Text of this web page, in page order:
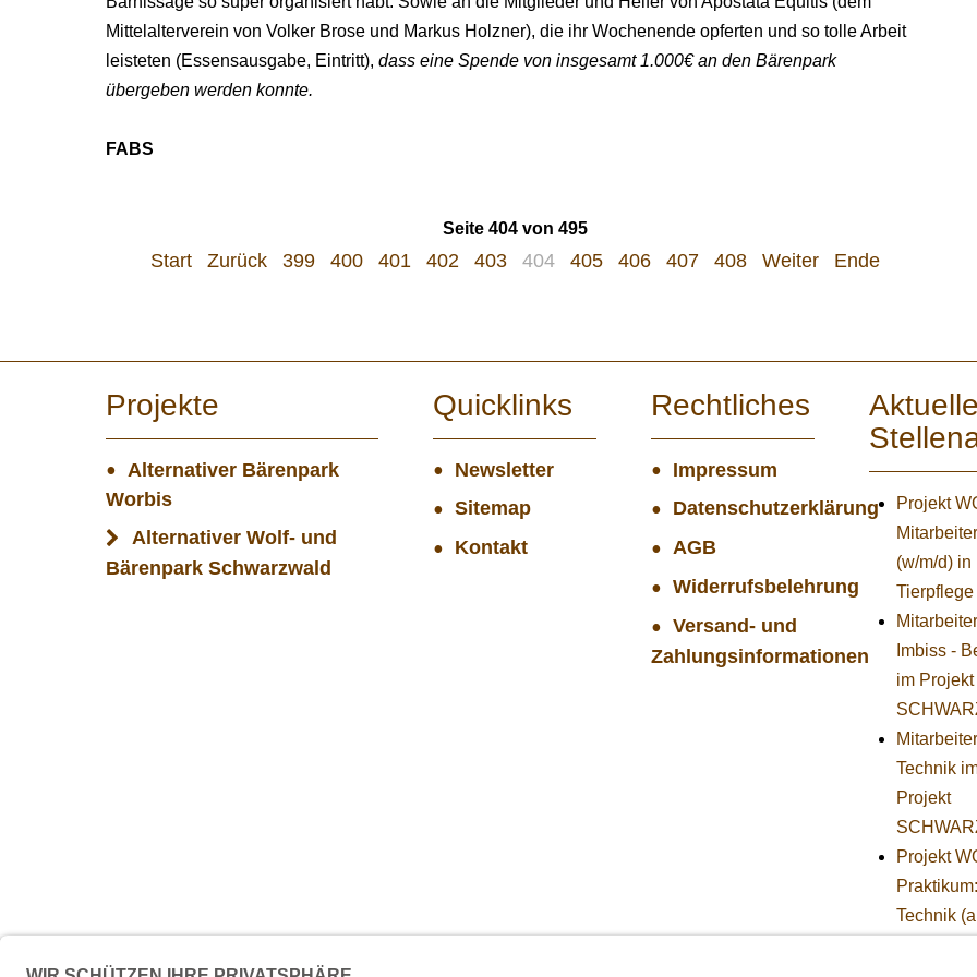
Mittelalterverein von Volker Brose und Markus Holzner), die ihr Wochenende opferten und so tolle Arbeit
leisteten (Essensausgabe, Eintritt), dass eine Spende von insgesamt 1.000€ an den Bärenpark
übergeben werden konnte.
FABS
Seite 404 von 495
Start Zurück 399 400 401 402 403 404 405 406 407 408 Weiter Ende
Projekte
Alternativer Bärenpark
Worbis
Alternativer Wolf- und
Bärenpark Schwarzwald
Quicklinks
Newsletter
Sitemap
Kontakt
Rechtliches
Impressum
Datenschutzerklärung
AGB
Widerrufsbelehrung
Versand- und
Zahlungsinformationen
Aktuelle
Projekt
(w/m/d) in
Tierpflege
Imbiss -
im Projekt
Technik
Projekt
Projekt
Praktikum:
Technik